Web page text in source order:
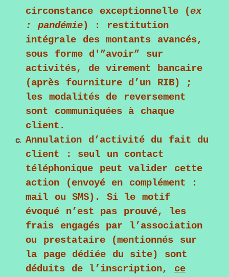
circonstance exceptionnelle (ex
: pandémie) : restitution
intégrale des montants avancés,
sous forme d'”avoir” sur
activités, de virement bancaire
(après fourniture d’un RIB) ;
les modalités de reversement
sont communiquées à chaque
client.
Annulation d’activité du fait du
client : seul un contact
téléphonique peut valider cette
action (envoyé en complément :
mail ou SMS). Si le motif
évoqué n’est pas prouvé, les
frais engagés par l’association
ou prestataire (mentionnés sur
la page dédiée du site) sont
déduits de l’inscription, ce